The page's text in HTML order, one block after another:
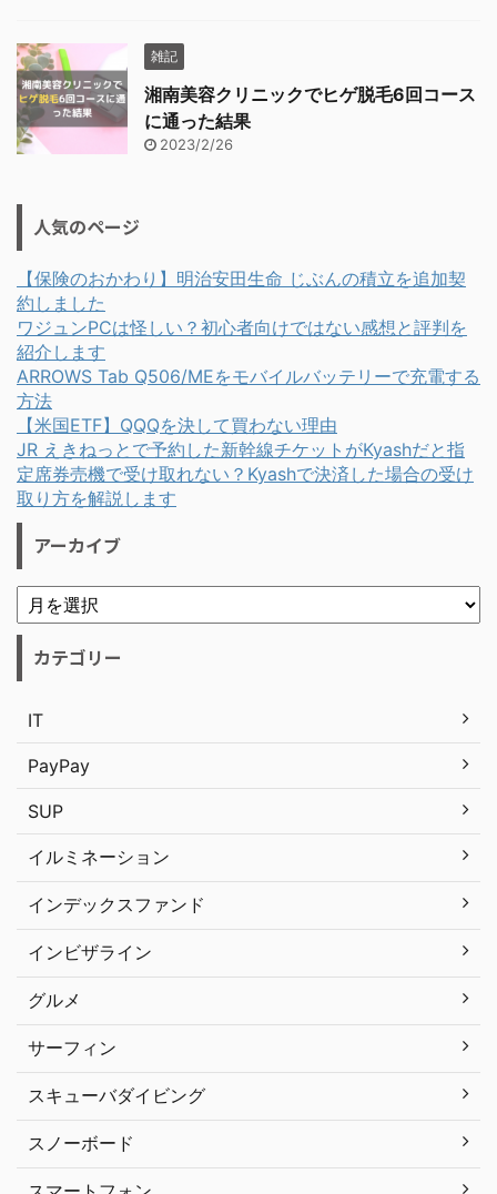
雑記
湘南美容クリニックでヒゲ脱毛6回コース
に通った結果
2023/2/26
人気のページ
【保険のおかわり】明治安田生命 じぶんの積立を追加契
約しました
ワジュンPCは怪しい？初心者向けではない感想と評判を
紹介します
ARROWS Tab Q506/MEをモバイルバッテリーで充電する
方法
【米国ETF】QQQを決して買わない理由
JR えきねっとで予約した新幹線チケットがKyashだと指
定席券売機で受け取れない？Kyashで決済した場合の受け
取り方を解説します
アーカイブ
カテゴリー
IT
PayPay
SUP
イルミネーション
インデックスファンド
インビザライン
グルメ
サーフィン
スキューバダイビング
スノーボード